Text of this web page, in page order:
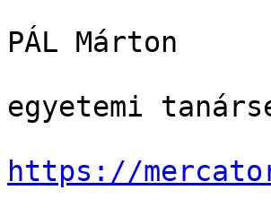
PÁL Márton
egyetemi
https://